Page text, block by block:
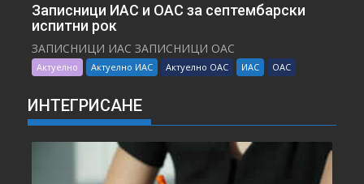
Записници ИАС и ОАС за септембарски
испитни рок
ЗАПИСНИЦИ ИАС ЗАПИСНИЦИ ОАС
Актуелно Актуелно ИАС Актуелно ОАС ИАС ОАС
ИНТЕГРИСАНЕ